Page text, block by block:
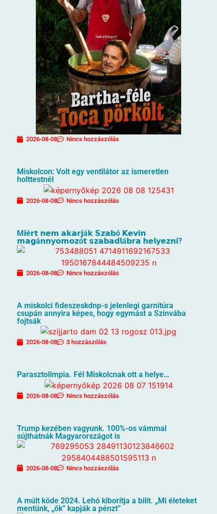
2026-08-08 Nincs hozzászólás
Miskolcon: Volt egy ventilátor az ismeretlen
holttestnél
2026-08-08 Nincs hozzászólás
M𝗶é𝗿𝘁 𝗻𝗲𝗺 𝗮𝗸𝗮𝗿𝗷á𝗸 𝗦𝘇𝗮𝗯ó 𝗞𝗲𝘃𝗶𝗻
𝗺𝗮𝗴á𝗻𝗻𝘆𝗼𝗺𝗼𝘇ó𝘁 𝘀𝘇𝗮𝗯𝗮𝗱𝗹á𝗯𝗿𝗮 𝗵𝗲𝗹𝘆𝗲𝘇𝗻𝗶?
2026-08-08 Nincs hozzászólás
A miskolci fideszeskdnp-s jelenlegi garnitúra
csupán annyira képes, hogy egymást a Szinvába
fojtsák
2026-08-08 3 hozzászólás
Parasztolimpia. Fél Miskolcnak ott a helye…
2026-08-08 Nincs hozzászólás
Trump kezében vagyunk. 100%-os vámmal
sújthatnák Magyarországot is
2026-08-08 Nincs hozzászólás
A múlt köde 2024. Lehó kiborítja a bilit. „Mi életeket
mentünk, „ők” kapják a pénzt”